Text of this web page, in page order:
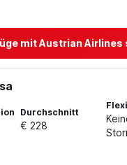
mit Austrian Airlines
Durchschnitt
€ 228